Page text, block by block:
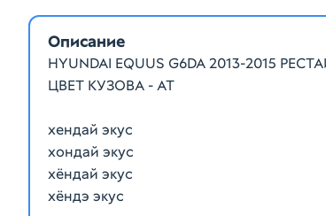
Описание
HYUNDAI EQUUS G6DA 2013-2015
ЦВЕТ КУЗОВА - AT
хендай экус
хондай экус
хёндай экус
хёндэ экус